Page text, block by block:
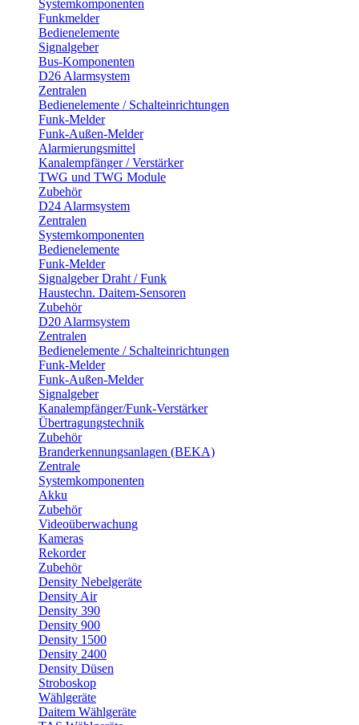
Systemkomponenten
Funkmelder
Bedienelemente
Signalgeber
Bus-Komponenten
D26 Alarmsystem
Zentralen
Bedienelemente / Schalteinrichtungen
Funk-Melder
Funk-Außen-Melder
Alarmierungsmittel
Kanalempfänger / Verstärker
TWG und TWG Module
Zubehör
D24 Alarmsystem
Zentralen
Systemkomponenten
Bedienelemente
Funk-Melder
Signalgeber Draht / Funk
Haustechn. Daitem-Sensoren
Zubehör
D20 Alarmsystem
Zentralen
Bedienelemente / Schalteinrichtungen
Funk-Melder
Funk-Außen-Melder
Signalgeber
Kanalempfänger/Funk-Verstärker
Übertragungstechnik
Zubehör
Branderkennungsanlagen (BEKA)
Zentrale
Systemkomponenten
Akku
Zubehör
Videoüberwachung
Kameras
Rekorder
Zubehör
Density Nebelgeräte
Density Air
Density 390
Density 900
Density 1500
Density 2400
Density Düsen
Stroboskop
Wählgeräte
Daitem Wählgeräte